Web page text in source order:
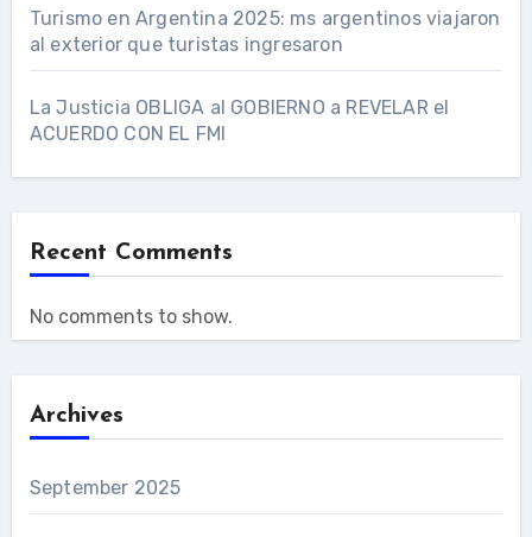
Turismo en Argentina 2025: ms argentinos viajaron
al exterior que turistas ingresaron
La Justicia OBLIGA al GOBIERNO a REVELAR el
ACUERDO CON EL FMI
Recent Comments
No comments to show.
Archives
September 2025